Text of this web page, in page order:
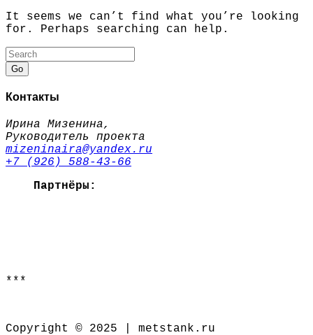
It seems we can’t find what you’re looking
for. Perhaps searching can help.
Go
Контакты
Ирина Мизенина,
Руководитель проекта
mizeninaira@yandex.ru
+7 (926) 588-43-66
Партнёры:
***
Copyright © 2025 | metstank.ru